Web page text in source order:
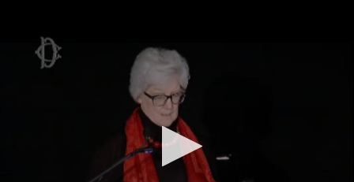
WebTV Camera dei Deputati
Vai al menu di navigazione
Fine contenuto